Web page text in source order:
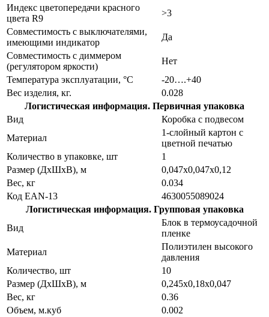
Индекс цветопередачи красного
цвета R9
>3
Совместимость с выключателями,
имеющими индикатор
Да
Совместимость с диммером
(регулятором яркости)
Нет
Температура эксплуатации, °С
-20….+40
Вес изделия, кг.
0.028
Логистическая информация. Первичная упаковка
Вид
Коробка с подвесом
Материал
1-слойный картон с
цветной печатью
Количество в упаковке, шт
1
Размер (ДхШхВ), м
0,047х0,047х0,12
Вес, кг
0.034
Код EAN-13
4630055089024
Логистическая информация. Групповая упаковка
Вид
Блок в термоусадочной
пленке
Материал
Полиэтилен высокого
давления
Количество, шт
10
Размер (ДхШхВ), м
0,245х0,18х0,047
Вес, кг
0.36
Объем, м.куб
0.002